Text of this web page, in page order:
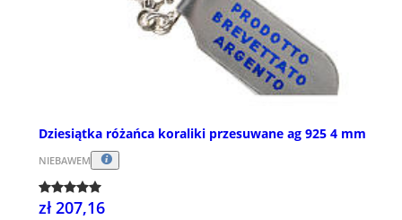
Dziesiątka różańca koraliki przesuwane ag 925 4 mm
NIEBAWEM
zł 207,16